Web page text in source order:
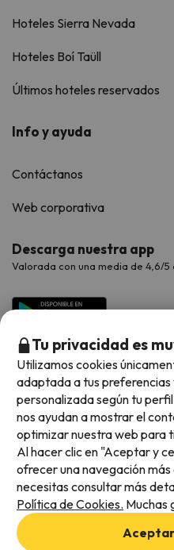
Hoteles Sierra Nevada
Hoteles Boí Taüll
Últimos hoteles reservados
Info y ayuda
Contáctanos
Web corporativa
Descarga nuestra app
Valorada con una media de 4,6/5
Métodos de pago disponibles
Condiciones generales
Tu privacidad es
Utilizamos cookies
adaptada a tus
personalizada según tu
nos ayudan a mostrar el
optimizar nuestra web para
Al hacer clic en "Aceptar y
ofrecer una navegación
necesitas consultar más
Política de Cookies. Muchas